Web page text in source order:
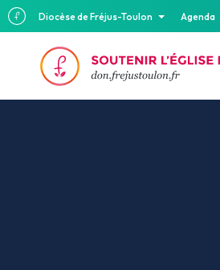
Diocèse de Fréjus-Toulon Agenda